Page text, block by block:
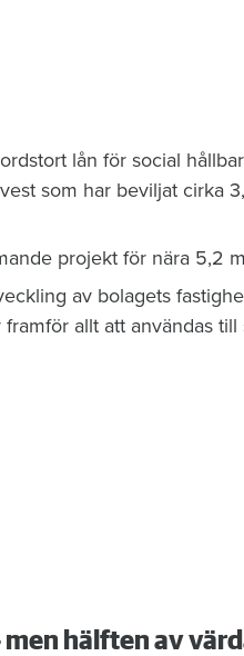
lån för social
som har beviljat cirka
projekt för nära 5,2
av bolagets
allt att användas till
men hälften av